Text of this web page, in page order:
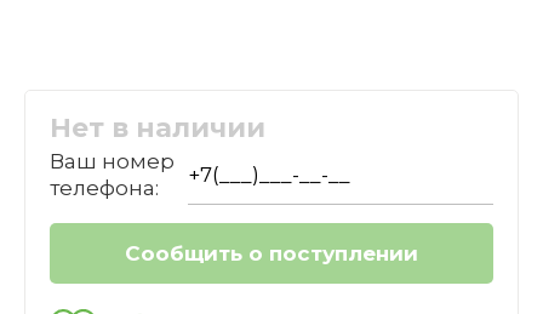
Нет в наличии
Ваш номер
телефона: